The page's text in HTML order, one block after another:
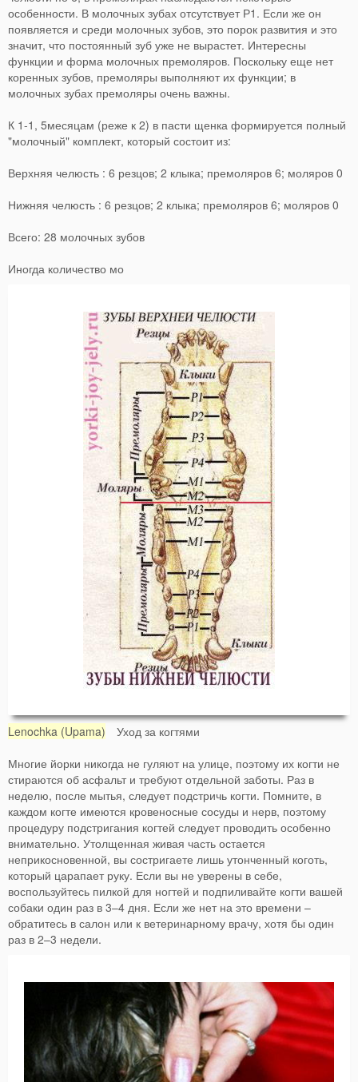
особенности. В молочных зубах отсутствует Р1. Если же он
появляется и среди молочных зубов, это порок развития и это
значит, что постоянный зуб уже не вырастет. Интересны
функции и форма молочных премоляров. Поскольку еще нет
коренных зубов, премоляры выполняют их функции; в
молочных зубах премоляры очень важны.
К 1-1, 5месяцам (реже к 2) в пасти щенка формируется полный
"молочный" комплект, который состоит из:
Верхняя челюсть : 6 резцов; 2 клыка; премоляров 6; моляров 0
Нижняя челюсть : 6 резцов; 2 клыка; премоляров 6; моляров 0
Всего: 28 молочных зубов
Иногда количество мо
Lenochka (Upama) Уход за когтями
Многие йорки никогда не гуляют на улице, поэтому их когти не
стираются об асфальт и требуют отдельной заботы. Раз в
неделю, после мытья, следует подстричь когти. Помните, в
каждом когте имеются кровеносные сосуды и нерв, поэтому
процедуру подстригания когтей следует проводить особенно
внимательно. Утолщенная живая часть остается
неприкосновенной, вы состригаете лишь утонченный коготь,
который царапает руку. Если вы не уверены в себе,
воспользуйтесь пилкой для ногтей и подпиливайте когти вашей
собаки один раз в 3–4 дня. Если же нет на это времени –
обратитесь в салон или к ветеринарному врачу, хотя бы один
раз в 2–3 недели.